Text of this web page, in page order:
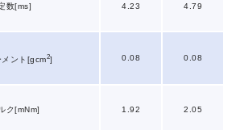
数[ms] 4.23 4.79
メント[gcm2] 0.08 0.08
ク[mNm] 1.92 2.05